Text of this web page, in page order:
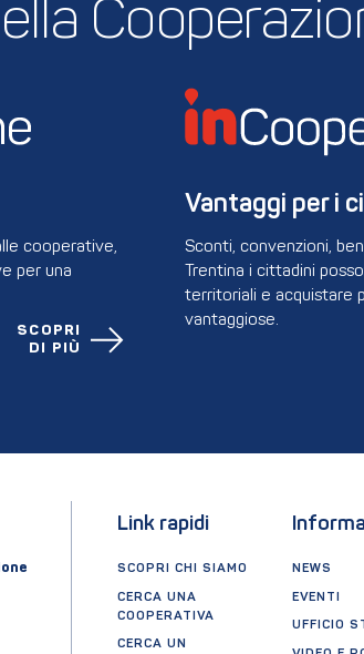
cooperative,
per una
SCOPRI
DI PIÙ
Vantaggi per i
Sconti, convenzioni,
Trentina i cittadini
territoriali e acquistare
vantaggiose.
Link rapidi
SCOPRI CHI SIAMO
CERCA UNA
COOPERATIVA
CERCA UN
NEWS
EVENTI
UFFICIO